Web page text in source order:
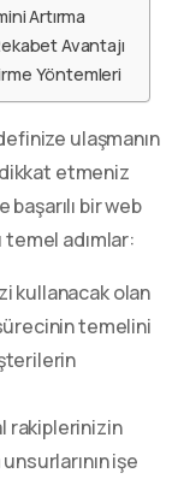
Artırma
Avantajı
Yöntemleri
ulaşmanın
dikkat etmeniz
bir web
adımlar:
kullanacak olan
temelini
rakiplerinizin
işe